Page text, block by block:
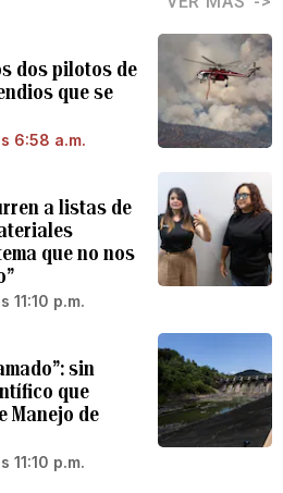
dos pilotos de
que se
6:58 a.m.
a listas de
que no nos
11:10 p.m.
sin
que
Manejo de
11:10 p.m.